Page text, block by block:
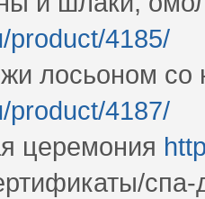
product/4185/
лосьоном
product/4187/
церемония